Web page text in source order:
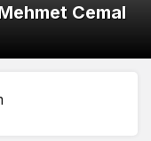
Cemal